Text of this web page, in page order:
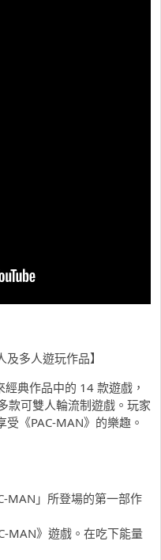
多人遊玩作品】
經典作品中的 14 款遊戲，
款可雙人輪流制遊戲。玩家
《PAC-MAN》的樂趣。
MAN」所登場的第一部作
MAN》遊戲。在吃下能量